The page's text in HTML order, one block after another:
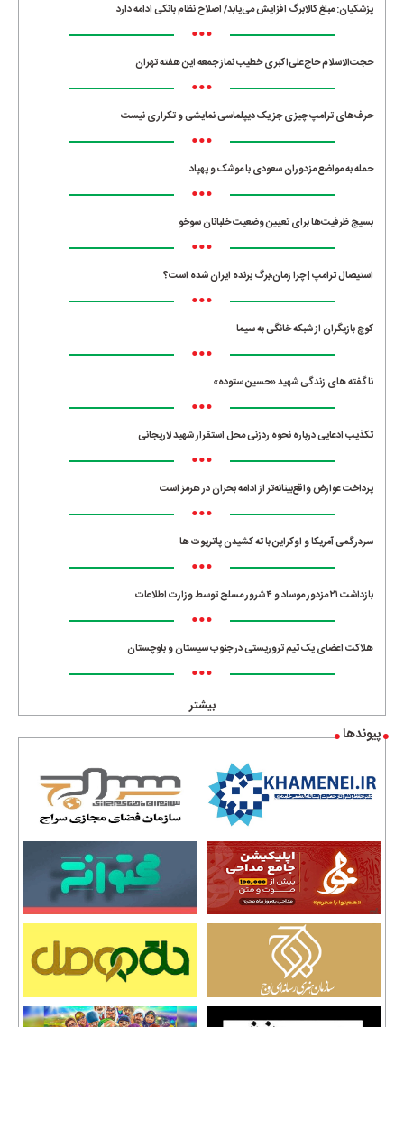
پزشکیان: مبلغ کالابرگ افزایش می‌یابد/ اصلاح نظام بانکی ادامه دارد
•••
حجت‌الاسلام حاج‌علی‌اکبری خطیب نماز جمعه این هفته تهران
•••
حرف‌های ترامپ چیزی جز یک دیپلماسی نمایشی و تکراری نیست
•••
حمله به مواضع مزدوران سعودی با موشک و پهپاد
•••
بسیج ظرفیت‌ها برای تعیین وضعیت خلبانان سوخو
•••
استیصال ترامپ | چرا زمان،برگ برنده ایران شده است؟
•••
کوچ بازیگران از شبکه خانگی به سیما
•••
ناگفته های زندگی شهید «حسین ستوده»
•••
تکذیب ادعایی درباره نحوه ردزنی محل استقرار شهید لاریجانی
•••
پرداخت عوارض واقع‌بینانه‌تر از ادامه بحران در هرمز است
•••
سردرگمی آمریکا و اوکراین با ته کشیدن پاتریوت ها
•••
بازداشت ۲۱ مزدور موساد و ۴ شرور مسلح توسط وزارت اطلاعات
•••
هلاکت اعضای یک تیم تروریستی در جنوب سیستان و بلوچستان
•••
بیشتر
پیوندها